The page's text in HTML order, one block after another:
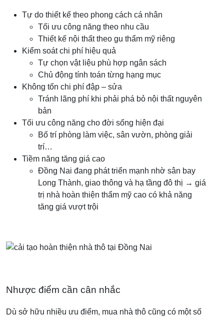
Tự do thiết kế theo phong cách cá nhân
Tối ưu công năng theo nhu cầu
Thiết kế nội thất theo gu thẩm mỹ riêng
Kiểm soát chi phí hiệu quả
Tự chọn vật liệu phù hợp ngân sách
Chủ động tính toán từng hạng mục
Không tốn chi phí đập – sửa
Tránh lãng phí khi phải phá bỏ nội thất nguyên
bản
Tối ưu công năng cho đời sống hiện đại
Bố trí phòng làm việc, sân vườn, phòng giải
trí…
Tiềm năng tăng giá cao
Đồng Nai đang phát triển mạnh nhờ sân bay
Long Thành, giao thông và hạ tầng đô thị → giá
trị nhà hoàn thiện thẩm mỹ cao có khả năng
tăng giá vượt trội
Nhược điểm cần cân nhắc
Dù sở hữu nhiều ưu điểm, mua nhà thô cũng có một số